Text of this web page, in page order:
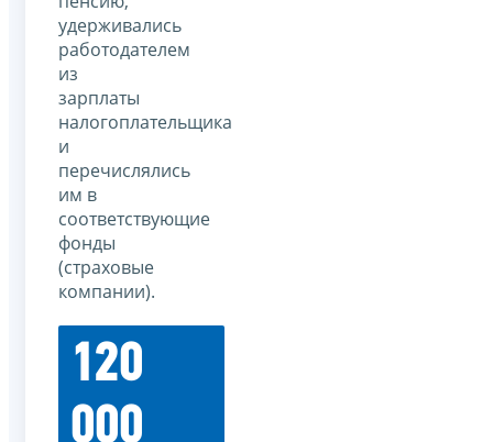
удерживались
работодателем
из
зарплаты
налогоплательщика
и
перечислялись
им в
соответствующие
фонды
(страховые
компании).
120
000